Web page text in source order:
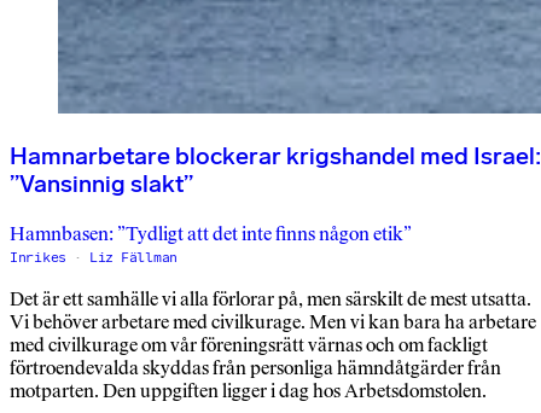
Hamnarbetare blockerar krigshandel med Israel:
”Vansinnig slakt”
Hamnbasen: ”Tydligt att det inte finns någon etik”
Inrikes Liz Fällman
Det är ett samhälle vi alla förlorar på, men särskilt de mest utsatta.
Vi behöver arbetare med civilkurage. Men vi kan bara ha arbetare
med civilkurage om vår föreningsrätt värnas och om fackligt
förtroendevalda skyddas från personliga hämndåtgärder från
motparten. Den uppgiften ligger i dag hos Arbetsdomstolen.